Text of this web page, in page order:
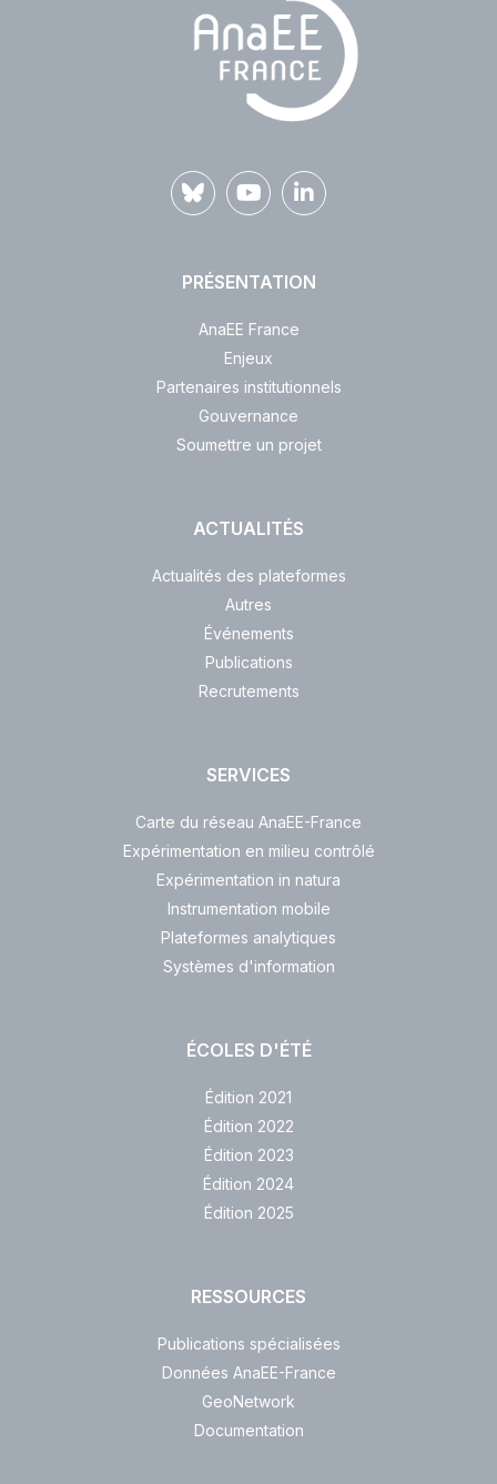
PRÉSENTATION
AnaEE France
Enjeux
Partenaires institutionnels
Gouvernance
Soumettre un projet
ACTUALITÉS
Actualités des plateformes
Autres
Événements
Publications
Recrutements
SERVICES
Carte du réseau AnaEE-France
Expérimentation en milieu contrôlé
Expérimentation in natura
Instrumentation mobile
Plateformes analytiques
Systèmes d'information
ÉCOLES D'ÉTÉ
Édition 2021
Édition 2022
Édition 2023
Édition 2024
Édition 2025
RESSOURCES
Publications spécialisées
Données AnaEE-France
GeoNetwork
Documentation